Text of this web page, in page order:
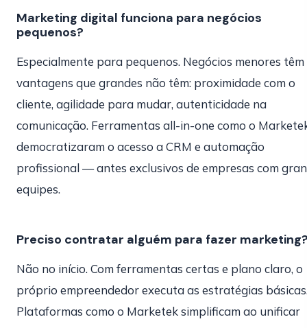
Marketing digital funciona para negócios
pequenos?
Especialmente para pequenos. Negócios menores têm
vantagens que grandes não têm: proximidade com o
cliente, agilidade para mudar, autenticidade na
comunicação. Ferramentas all-in-one como o
democratizaram o acesso a CRM e automação
profissional — antes exclusivos de empresas com
equipes.
Preciso contratar alguém para fazer
Não no início. Com ferramentas certas e plano claro, o
próprio empreendedor executa as estratégias
Plataformas como o Marketek simplificam ao unificar